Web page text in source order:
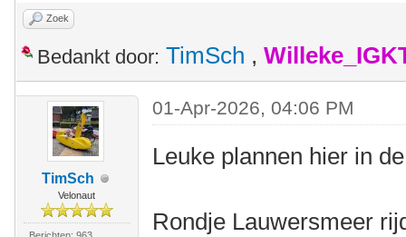
Zoek
Bedankt door: TimSch ,
TimSch
Velonaut
01-Apr-2026, 04:06 PM
Leuke plannen hier in
Rondje Lauwersmeer